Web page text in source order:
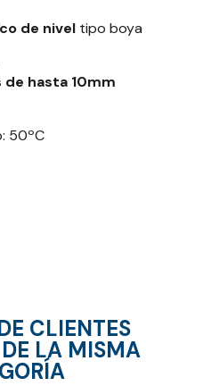
de nivel tipo boya
de hasta 10mm
50ºC
CLIENTES
LA MISMA